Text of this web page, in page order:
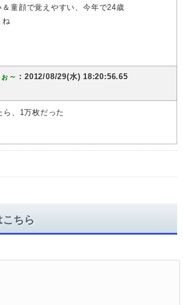
童顔で覚えやすい、今年で24歳
ね
～ ：2012/08/29(水) 18:20:56.65
ら、1万枚だった
こちら